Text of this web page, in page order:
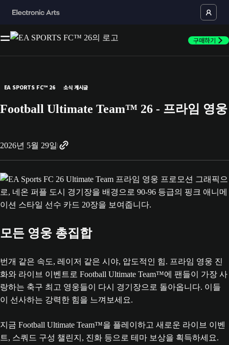
구매하기
EA SPORTS FC™ 26 소식 게시글
Football Ultimate Team™ 26 - 프라임 영웅
2026년 5월 29일
모든 영웅 총집합
번개 같은 속도, 레이저 같은 시야, 압도적인 힘. 프라임 영웅 진
화와 라이브 이벤트로 Football Ultimate Team™에 팬들이 가장 사
랑하는 축구 최고 영웅들이 다시 경기장으로 돌아옵니다. 이들
이 선사하는 강력한 힘을 느껴보세요.
지금 Football Ultimate Team™을 플레이하고 새로운 라이브 이벤
트, 스쿼드 구성 챌린지, 진화 등으로 테마 보상을 획득하세요.